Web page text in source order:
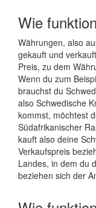
Wie
Währungen, also
gekauft und
Preis, zu dem
Wenn du zum
brauchst du
also Schwedische
kommst, möchtest
Südafrikanischer
kauft also deine
Verkaufspreis
Landes, in dem du
beziehen sich der